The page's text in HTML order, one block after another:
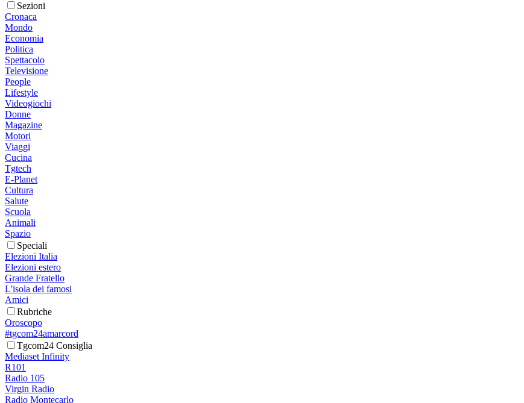
Sezioni
Cronaca
Mondo
Economia
Politica
Spettacolo
Televisione
People
Lifestyle
Videogiochi
Donne
Magazine
Motori
Viaggi
Cucina
Tgtech
E-Planet
Cultura
Salute
Scuola
Animali
Spazio
Speciali
Elezioni Italia
Elezioni estero
Grande Fratello
L'isola dei famosi
Amici
Rubriche
Oroscopo
#tgcom24amarcord
Tgcom24 Consiglia
Mediaset Infinity
R101
Radio 105
Virgin Radio
Radio Montecarlo